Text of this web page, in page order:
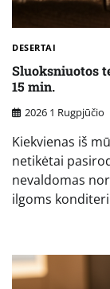
DESERTAI
Sluoksniuotos
15 min.
2026 1 Rugpjūčio
Kiekvienas iš
netikėtai
nevaldomas
ilgoms